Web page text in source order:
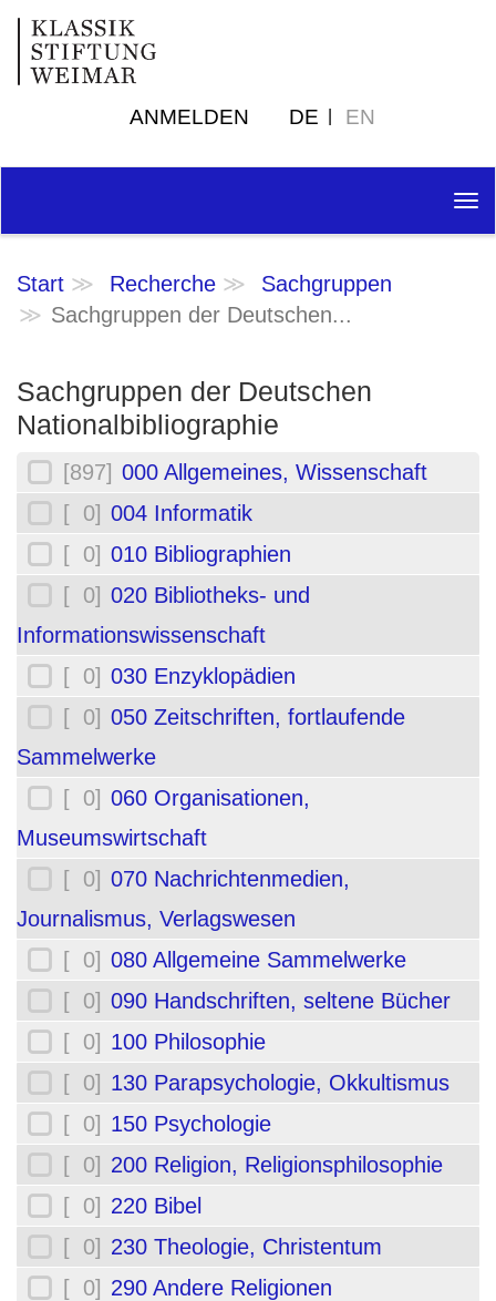
ANMELDEN DE EN
Start Recherche
Sachgruppen
Sachgruppen der Deutschen...
Sachgruppen der Deutschen
Nationalbibliographie
[897] 000 Allgemeines, Wissenschaft
[ 0] 004 Informatik
[ 0] 010 Bibliographien
[ 0] 020 Bibliotheks- und
Informationswissenschaft
[ 0] 030 Enzyklopädien
[ 0] 050 Zeitschriften, fortlaufende
Sammelwerke
[ 0] 060 Organisationen,
Museumswirtschaft
[ 0] 070 Nachrichtenmedien,
Journalismus, Verlagswesen
[ 0] 080 Allgemeine Sammelwerke
[ 0] 090 Handschriften, seltene Bücher
[ 0] 100 Philosophie
[ 0] 130 Parapsychologie, Okkultismus
[ 0] 150 Psychologie
[ 0] 200 Religion, Religionsphilosophie
[ 0] 220 Bibel
[ 0] 230 Theologie, Christentum
[ 0] 290 Andere Religionen